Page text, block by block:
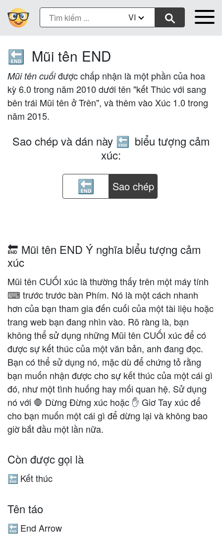
VI
🔚 Mũi tên END
Mũi tên cuốiđược chấp nhận là một phần của hoa
kỳ 6.0 trong năm 2010 dưới tên "kết Thúc với sang
bên trái Mũi tên ở Trên", và thêm vào Xúc 1.0 trong
năm 2015.
Sao chép và dán này 🔚
biểu tượng cảm
xúc:
Sao chép
🔚 Mũi tên END Ý nghĩa biểu tượng cảm
xúc
Mũi tên CUỐI xúc là thường thấy trên một máy tính
⌨ trước trước bàn Phím. Nó là một cách nhanh
hơn của bạn tham gia đến cuối của một tài liệu hoặc
trang web bạn đang nhìn vào. Rõ ràng là, bạn
không thể sử dụng những Mũi tên CUỐI xúc để có
được sự kết thúc của một văn bản, anh đang đọc.
Bạn có thể sử dụng nó, mặc dù để chứng tỏ rằng
bạn muốn nhận được cho sự kết thúc của một cái gì
đó, như một tình huống hay mối quan hệ. Sử dụng
nó với 🛑 Dừng Đừng xúc hoặc ✋ Giơ Tay xúc để
cho bạn muốn một cái gì để dừng lại và không bao
giờ bắt đầu một lần nữa.
Còn được gọi là
🔚 Kết thúc
Tên táo
🔚 End Arrow